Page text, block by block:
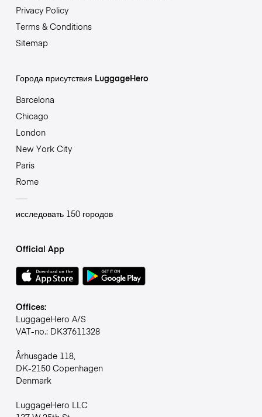
Privacy Policy
Terms & Conditions
Sitemap
Города присутствия LuggageHero
Barcelona
Chicago
London
New York City
Paris
Rome
исследовать 150 городов
Official App
Offices:
LuggageHero A/S
VAT-no.: DK37611328
Århusgade 118,
DK-2150 Copenhagen
Denmark
LuggageHero LLC